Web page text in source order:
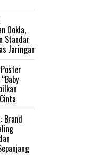
Ookla,
Standar
Jaringan
Brand